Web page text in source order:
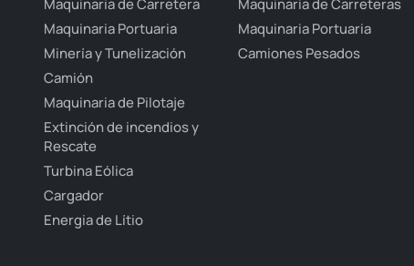
Maquinaria de Carretera
Maquinaria Portuaria
Minería y Tunelización
Camión
Maquinaria de Pilotaje
Extinción de incendios y
Rescate
Turbina Eólica
Cargador
Energia de Lítio
Maquinaria de Carreteras
Maquinaria Portuaria
Camiones Pesados